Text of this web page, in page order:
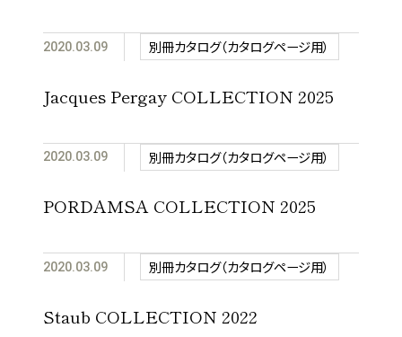
2020.03.09 別冊カタログ（カタログページ用）
Jacques Pergay COLLECTION 2025
2020.03.09 別冊カタログ（カタログページ用）
PORDAMSA COLLECTION 2025
2020.03.09 別冊カタログ（カタログページ用）
Staub COLLECTION 2022